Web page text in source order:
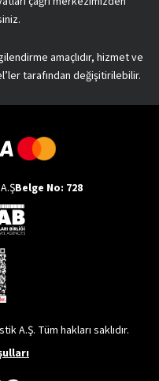
amaçlıdır, hizmet ve
tarafından değişitirilebilir.
Belge No: 728
A.Ş. Tüm hakları saklıdır.